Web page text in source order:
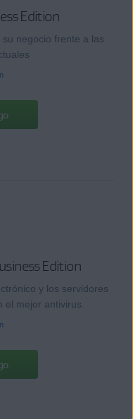
Edition
negocio frente a las
Edition
y los servidores
el mejor antivirus.